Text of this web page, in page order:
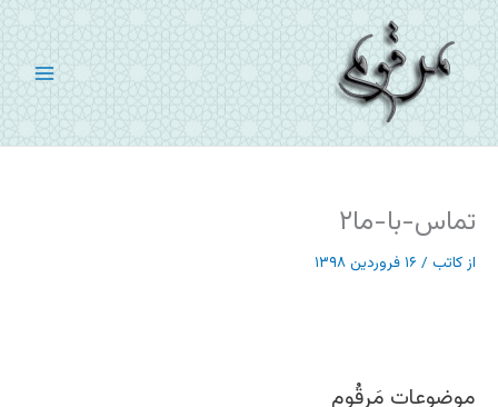
پرش
به
محتوا
تماس-با-ما۲
از کاتب / ۱۶ فروردین ۱۳۹۸
موضوعات مَرقُوم